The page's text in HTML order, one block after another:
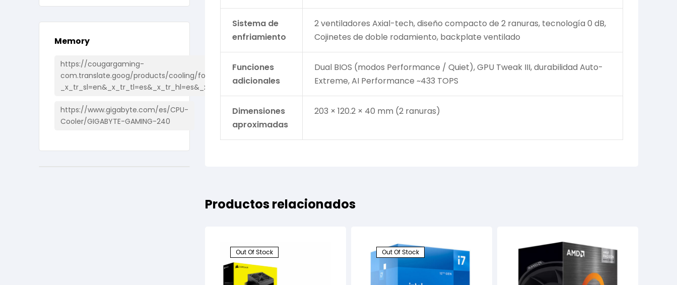
Sistema de
enfriamiento
2 ventiladores Axial-tech, diseño compacto de 2 ranuras, tecnología 0 dB,
Cojinetes de doble rodamiento, backplate ventilado
Funciones
adicionales
Dual BIOS (modos Performance / Quiet), GPU Tweak III, durabilidad Auto-
Extreme, AI Performance ~433 TOPS
Dimensiones
aproximadas
203 × 120.2 × 40 mm (2 ranuras)
Productos relacionados
Out Of Stock Out Of Stock
Memory
https://cougargaming-
com.translate.goog/products/cooling/forza85/?
_x_tr_sl=en&_x_tr_tl=es&_x_tr_hl=es&_x_tr_pto=tc
https://www.gigabyte.com/es/CPU-
Cooler/GIGABYTE-GAMING-240